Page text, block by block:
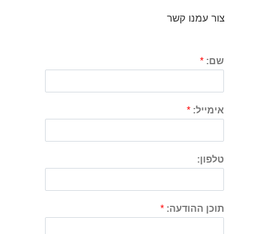
צור עמנו קשר
שם: *
אימייל: *
טלפון:
תוכן ההודעה: *